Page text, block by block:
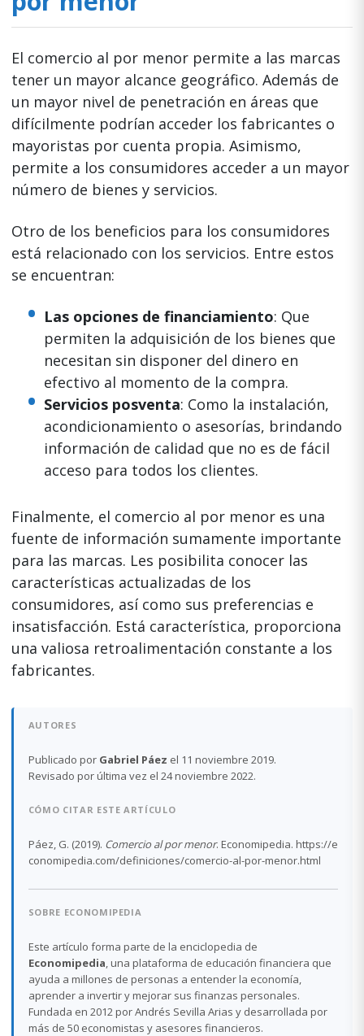
El comercio al por menor permite a las marcas
tener un mayor alcance geográfico. Además de
un mayor nivel de penetración en áreas que
difícilmente podrían acceder los fabricantes o
mayoristas por cuenta propia. Asimismo,
permite a los consumidores acceder a un mayor
número de bienes y servicios.
Otro de los beneficios para los consumidores
está relacionado con los servicios. Entre estos
se encuentran:
Las opciones de financiamiento: Que
permiten la adquisición de los bienes que
necesitan sin disponer del dinero en
efectivo al momento de la compra.
Servicios posventa: Como la instalación,
acondicionamiento o asesorías, brindando
información de calidad que no es de fácil
acceso para todos los clientes.
Finalmente, el comercio al por menor es una
fuente de información sumamente importante
para las marcas. Les posibilita conocer las
características actualizadas de los
consumidores, así como sus preferencias e
insatisfacción. Está característica, proporciona
una valiosa retroalimentación constante a los
fabricantes.
AUTORES
Publicado por Gabriel Páez el 11 noviembre 2019.
Revisado por última vez el 24 noviembre 2022.
CÓMO CITAR ESTE ARTÍCULO
Páez, G. (2019). Comercio al por menor. Economipedia. https://e
conomipedia.com/definiciones/comercio-al-por-menor.html
SOBRE ECONOMIPEDIA
Este artículo forma parte de la enciclopedia de
Economipedia , una plataforma de educación financiera que
ayuda a millones de personas a entender la economía,
aprender a invertir y mejorar sus finanzas personales.
Fundada en 2012 por Andrés Sevilla Arias y desarrollada por
más de 50 economistas y asesores financieros.